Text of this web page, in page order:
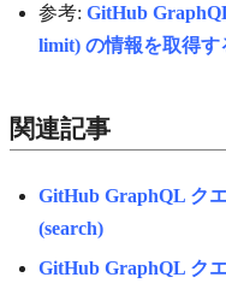
参考: GitHub
limit) の情報を取得す
関連記事
GitHub GraphQL ク
(search)
GitHub GraphQL ク